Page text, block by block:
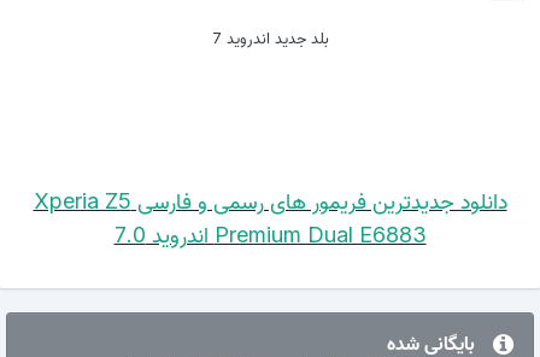
بلد جدید اندروید 7
دانلود جدیدترین فریمور های رسمی و فارسی Xperia Z5
Premium Dual E6883 اندروید 7.0
بایگانی شده